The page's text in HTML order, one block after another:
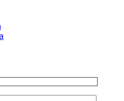
выделяет ваше
учитывает